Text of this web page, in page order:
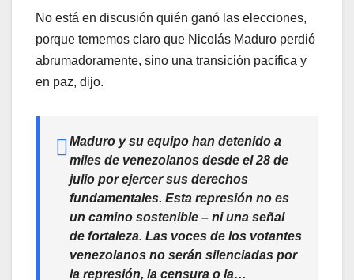
No está en discusión quién ganó las elecciones,
porque tememos claro que Nicolás Maduro perdió
abrumadoramente, sino una transición pacífica y
en paz, dijo.
Maduro y su equipo han detenido a
miles de venezolanos desde el 28 de
julio por ejercer sus derechos
fundamentales. Esta represión no es
un camino sostenible – ni una señal
de fortaleza. Las voces de los votantes
venezolanos no serán silenciadas por
la represión, la censura o la…